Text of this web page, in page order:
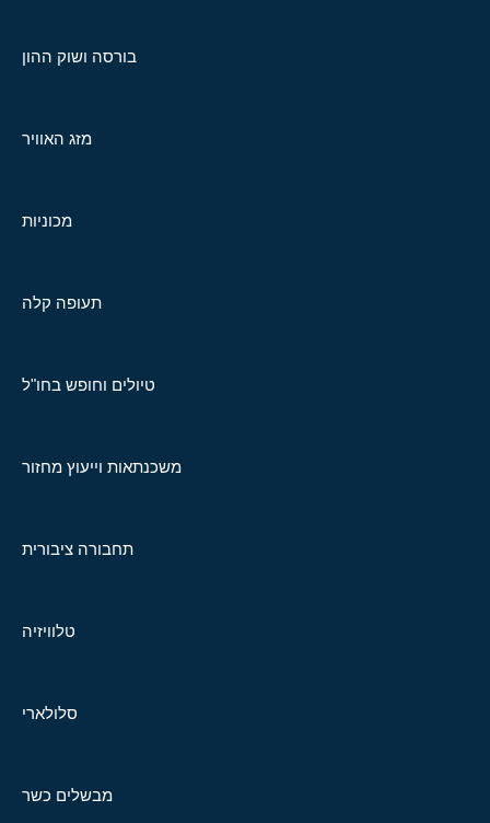
בורסה ושוק ההון
מזג האוויר
מכוניות
תעופה קלה
טיולים וחופש בחו"ל
משכנתאות וייעוץ מחזור
תחבורה ציבורית
טלוויזיה
סלולארי
מבשלים כשר